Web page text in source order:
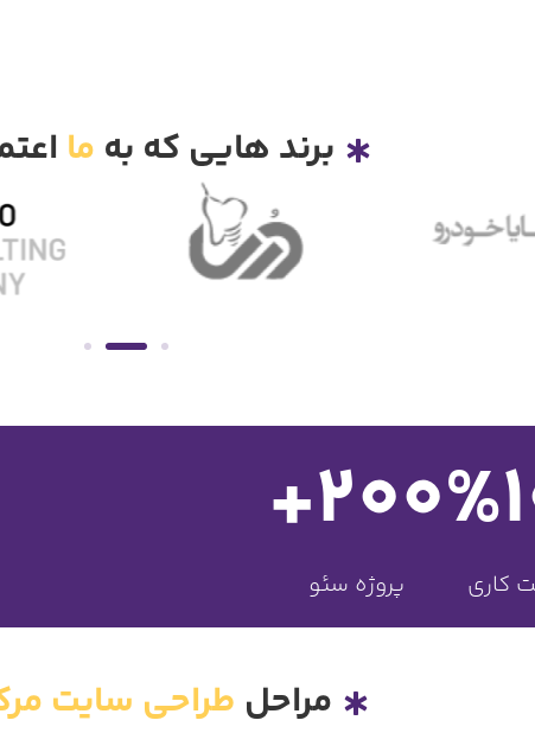
برند هایی که به ما
کاری
%
پروژه سئو
200
+
مراحل طراحی سایت